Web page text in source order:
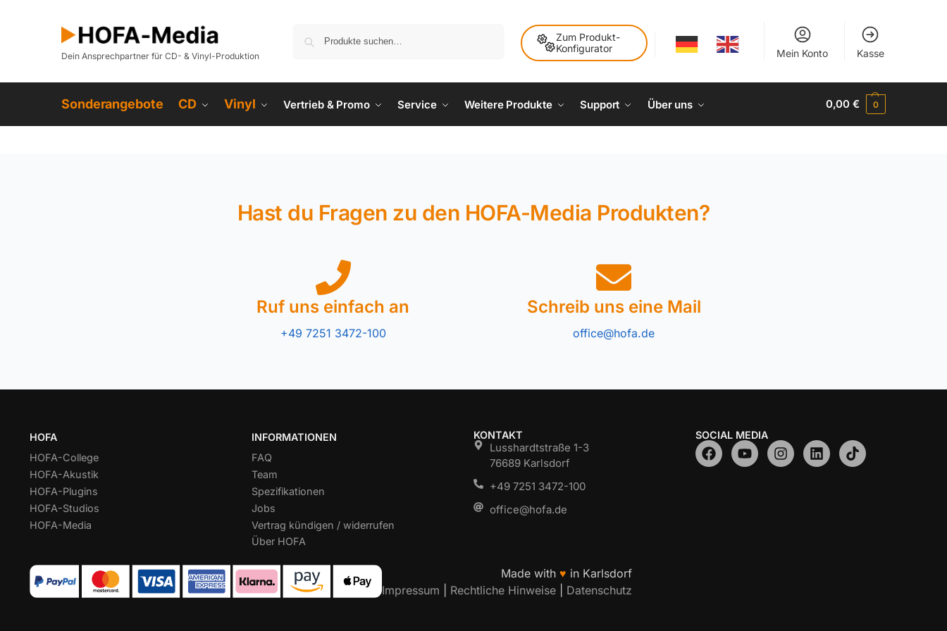
Dein Ansprechpartner für CD- & Vinyl-Produktion
Zum Produkt-
Konfigurator
Mein Konto Kasse
Sonderangebote CD Vinyl Vertrieb & Promo Service Weitere Produkte Support Über uns 0,00€ 0
Hast du Fragen zu den HOFA-Media Produkten?
Ruf uns einfach an
+49 7251 3472-100
Schreib uns eine Mail
office@hofa.de
HOFA
HOFA-College
HOFA-Akustik
HOFA-Plugins
HOFA-Studios
HOFA-Media
INFORMATIONEN
FAQ
Team
Spezifikationen
Jobs
Vertrag kündigen / widerrufen
Über HOFA
KONTAKT
Lusshardtstraße 1-3
76689 Karlsdorf
+49 7251 3472-100
office@hofa.de
SOCIAL MEDIA
Made with ♥ in Karlsdorf
Impressum
Rechtliche Hinweise Datenschutz